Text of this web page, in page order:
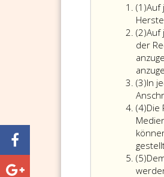
(1)
eins
Auf
(2)
2
Auf
der
(3)
3
In
(4)
4
Die
(5)
5